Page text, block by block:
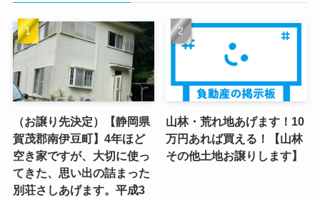
（お譲り先決定）【静岡県
賀茂郡南伊豆町】4年ほど
空き家ですが、大切に使っ
てきた、思い出の詰まった
別荘さしあげます。平成3
山林・荒れ地あげます！10
万円あれば買える！【山林
その他土地お譲りします】